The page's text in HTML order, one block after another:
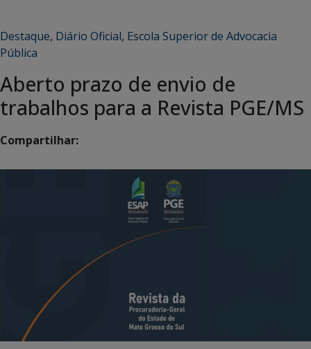
Destaque, Diário Oficial, Escola Superior de Advocacia
Pública
Aberto prazo de envio de
trabalhos para a Revista PGE/MS
Compartilhar: